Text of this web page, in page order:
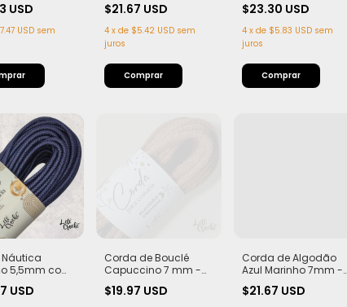
5,5mm
USD
USD sem
50m
$21.67 USD
4 x de $5.42 USD sem
juros
$23.30 USD
4 x de $5.83 USD sem
juros
5,5mm com
metros
USD
Corda de Bouclé
Capuccino 7 mm -
Lelê Crochê | Leve,
$19.97 USD
Corda de Algodão
Azul Marinho 7mm -
$21.67 USD